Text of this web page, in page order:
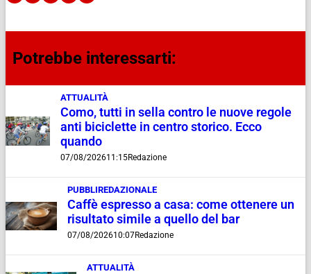
Potrebbe interessarti:
ATTUALITÀ
Como, tutti in sella contro le nuove regole
anti biciclette in centro storico. Ecco
quando
07/08/202611:15Redazione
PUBBLIREDAZIONALE
Caffè espresso a casa: come ottenere un
risultato simile a quello del bar
07/08/202610:07Redazione
ATTUALITÀ